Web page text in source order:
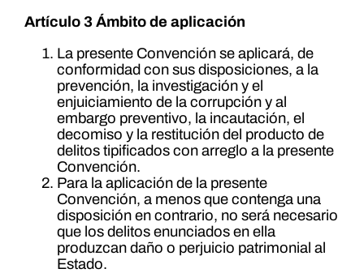
Artículo 3 Ámbito de aplicación
La presente Convención se aplicará, de
conformidad con sus disposiciones, a la
prevención, la investigación y el
enjuiciamiento de la corrupción y al
embargo preventivo, la incautación, el
decomiso y la restitución del producto de
delitos tipificados con arreglo a la presente
Convención.
Para la aplicación de la presente
Convención, a menos que contenga una
disposición en contrario, no será necesario
que los delitos enunciados en ella
produzcan daño o perjuicio patrimonial al
Estado.